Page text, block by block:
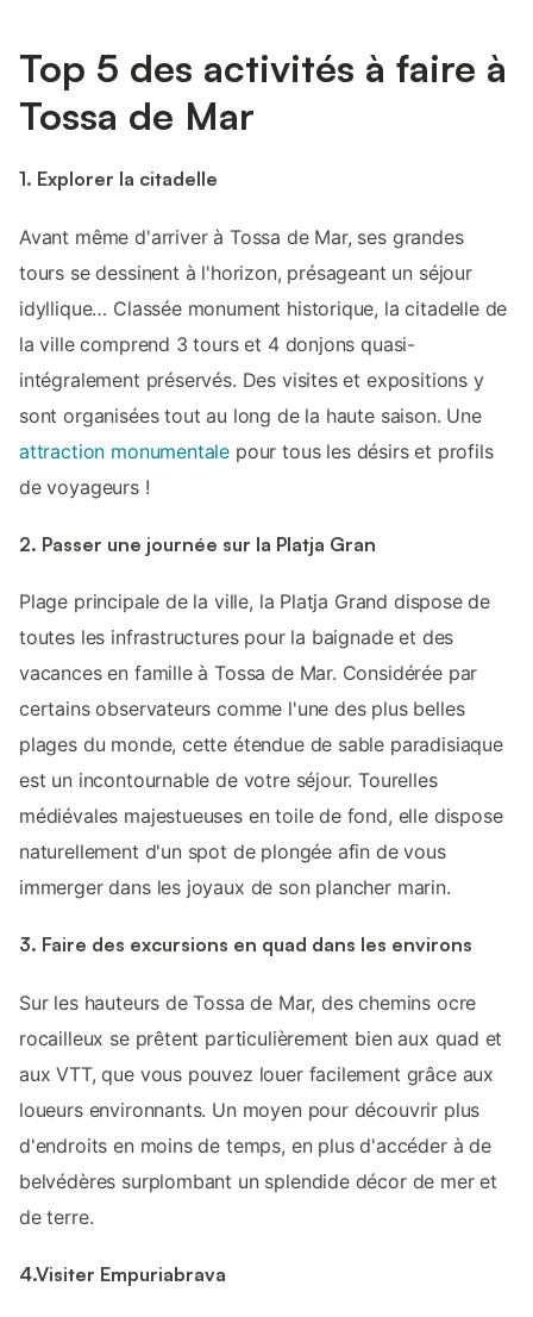
Top 5 des activités à faire à
Tossa de Mar
1. Explorer la citadelle
Avant même d'arriver à Tossa de Mar, ses grandes
tours se dessinent à l'horizon, présageant un séjour
idyllique… Classée monument historique, la citadelle de
la ville comprend 3 tours et 4 donjons quasi-
intégralement préservés. Des visites et expositions y
sont organisées tout au long de la haute saison. Une
attraction monumentale pour tous les désirs et profils
de voyageurs !
2. Passer une journée sur la Platja Gran
Plage principale de la ville, la Platja Grand dispose de
toutes les infrastructures pour la baignade et des
vacances en famille à Tossa de Mar. Considérée par
certains observateurs comme l'une des plus belles
plages du monde, cette étendue de sable paradisiaque
est un incontournable de votre séjour. Tourelles
médiévales majestueuses en toile de fond, elle dispose
naturellement d'un spot de plongée afin de vous
immerger dans les joyaux de son plancher marin.
3. Faire des excursions en quad dans les environs
Sur les hauteurs de Tossa de Mar, des chemins ocre
rocailleux se prêtent particulièrement bien aux quad et
aux VTT, que vous pouvez louer facilement grâce aux
loueurs environnants. Un moyen pour découvrir plus
d'endroits en moins de temps, en plus d'accéder à de
belvédères surplombant un splendide décor de mer et
de terre.
4.Visiter Empuriabrava